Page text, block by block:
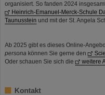
organisiert. So fanden 2024
Heinrich-Emanuel-Merck-Schule
Taunusstein und mit der St. Angela
Ab 2025 gibt es dieses Online-
persona können Sie gerne den
Oder schauen Sie sich die
weitere
Kontakt